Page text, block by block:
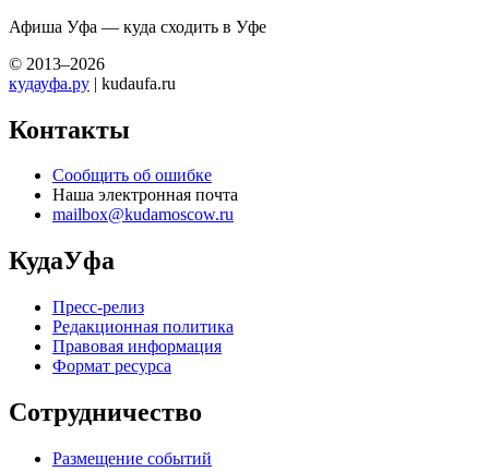
Афиша Уфа — куда сходить в Уфе
© 2013–2026
кудауфа.ру | kudaufa.ru
Контакты
Сообщить об ошибке
Наша электронная почта
mailbox@kudamoscow.ru
КудаУфа
Пресс-релиз
Редакционная политика
Правовая информация
Формат ресурса
Сотрудничество
Размещение событий